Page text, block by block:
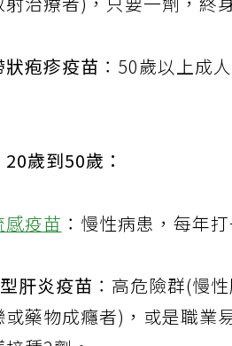
射治療者)，只要一劑，終
狀疱疹疫苗 ：50歲以上成
歲到50歲：
感疫苗 ：慢性病患，每年打
型肝炎疫苗 ：高危險群(慢
或藥物成癮者)，或是職業